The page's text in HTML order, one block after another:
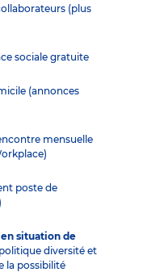
(plus
sociale gratuite
(annonces
mensuelle
poste de
situation de
diversité et
la possibilité